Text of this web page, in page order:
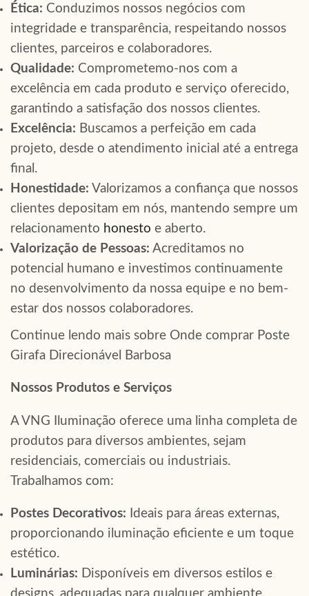
Ética: Conduzimos nossos negócios com
integridade e transparência, respeitando nossos
clientes, parceiros e colaboradores.
Qualidade: Comprometemo-nos com a
excelência em cada produto e serviço oferecido,
garantindo a satisfação dos nossos clientes.
Excelência: Buscamos a perfeição em cada
projeto, desde o atendimento inicial até a entrega
final.
Honestidade: Valorizamos a confiança que nossos
clientes depositam em nós, mantendo sempre um
relacionamento honesto e aberto.
Valorização de Pessoas: Acreditamos no
potencial humano e investimos continuamente
no desenvolvimento da nossa equipe e no bem-
estar dos nossos colaboradores.
Continue lendo mais sobre Onde comprar Poste
Girafa Direcionável Barbosa
Nossos Produtos e Serviços
A VNG Iluminação oferece uma linha completa de
produtos para diversos ambientes, sejam
residenciais, comerciais ou industriais.
Trabalhamos com:
Postes Decorativos: Ideais para áreas externas,
proporcionando iluminação eficiente e um toque
estético.
Luminárias: Disponíveis em diversos estilos e